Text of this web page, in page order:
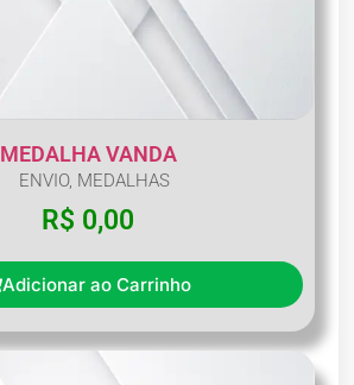
MEDALHA VANDA
ENVIO, MEDALHAS
R$ 0,00
Adicionar ao Carrinho